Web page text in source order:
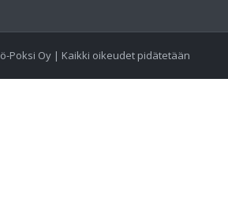
Poksi Oy | Kaikki oikeudet pidätetään